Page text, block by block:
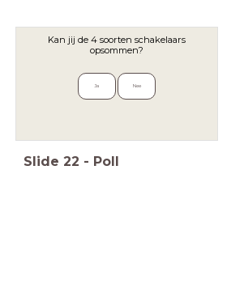
Kan jij de 4 soorten schakelaars
opsommen?
Ja Nee
Slide 22 - Poll